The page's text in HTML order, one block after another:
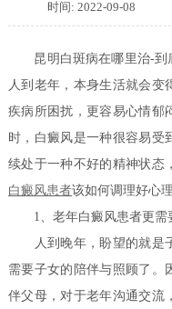
时间: 2022-09-08
昆明白斑病在哪里治-到
人到老年，本身生活就会变
疾病所困扰，更容易心情郁
时，白癜风是一种很容易受
续处于一种不好的精神状态
白癜风患者该如何调理好心
1、老年白癜风患者更需
人到晚年，盼望的就是子
需要子女的陪伴与照顾了。
伴父母，对于老年沟通交流